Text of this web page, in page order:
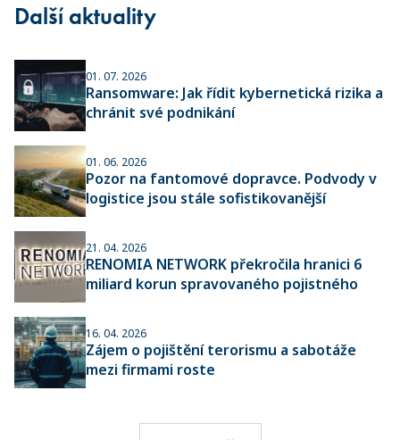
Další aktuality
01. 07. 2026
Ransomware: Jak řídit kybernetická rizika a
chránit své podnikání
01. 06. 2026
Pozor na fantomové dopravce. Podvody v
logistice jsou stále sofistikovanější
21. 04. 2026
RENOMIA NETWORK překročila hranici 6
miliard korun spravovaného pojistného
16. 04. 2026
Zájem o pojištění terorismu a sabotáže
mezi firmami roste